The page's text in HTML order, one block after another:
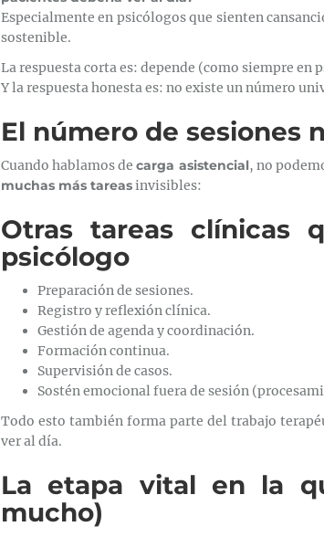
Especialmente en psicólogos que sienten
sostenible.
La respuesta corta es: depende (como siempre en
Y la respuesta honesta es: no existe un número
El número de sesiones
Cuando hablamos decarga asistencial, no
muchas más tareasinvisibles:
Otras tareas clínicas
psicólogo
Preparación de sesiones.
Registro y reflexión clínica.
Gestión de agenda y coordinación.
Formación continua.
Supervisión de casos.
Sostén emocional fuera de sesión
Todo esto también forma parte del trabajo
ver al día.
La etapa vital en la
mucho)